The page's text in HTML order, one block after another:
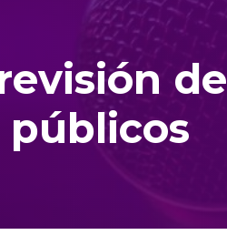
de